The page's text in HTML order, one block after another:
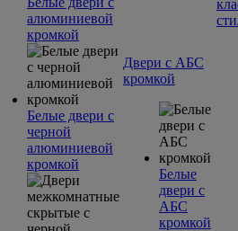
алюминиевой
кромкой
Белые двери с
черной
алюминиевой
кромкой
Двери с АБС
кромкой
Белые
двери с
АБС
кромкой